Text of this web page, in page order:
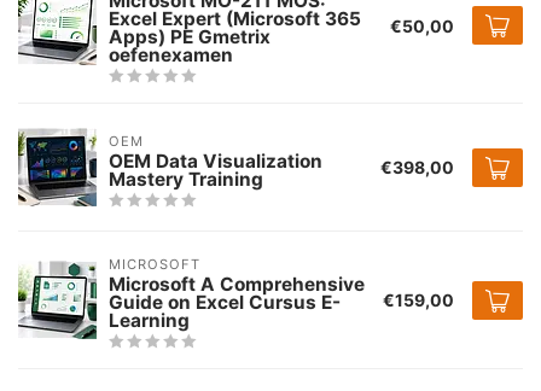
Excel Expert (Microsoft 365
Apps) PE Gmetrix
oefenexamen
€50,00
OEM
OEM Data Visualization
Mastery Training €398,00
MICROSOFT
Microsoft A Comprehensive
Guide on Excel Cursus E-
Learning
€159,00